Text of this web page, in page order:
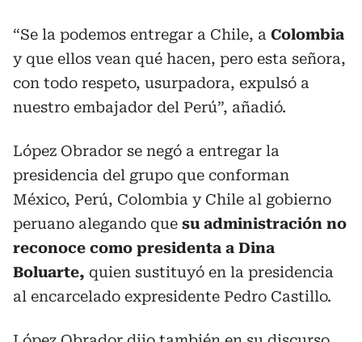
“Se la podemos entregar a Chile, a Colombia
y que ellos vean qué hacen, pero esta señora,
con todo respeto, usurpadora, expulsó a
nuestro embajador del Perú”, añadió.
López Obrador se negó a entregar la
presidencia del grupo que conforman
México, Perú, Colombia y Chile al gobierno
peruano alegando que su administración no
reconoce como presidenta a Dina
Boluarte, quien sustituyó en la presidencia
al encarcelado expresidente Pedro Castillo.